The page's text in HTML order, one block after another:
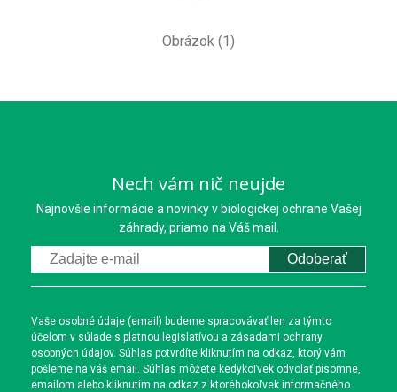
Obrázok (1)
Nech vám nič neujde
Najnovšie informácie a novinky v biologickej ochrane Vašej
záhrady, priamo na Váš mail.
Odoberať
Vaše osobné údaje (email) budeme spracovávať len za týmto
účelom v súlade s platnou legislatívou a zásadami ochrany
osobných údajov. Súhlas potvrdíte kliknutím na odkaz, ktorý vám
pošleme na váš email. Súhlas môžete kedykoľvek odvolať písomne,
emailom alebo kliknutím na odkaz z ktoréhokoľvek informačného